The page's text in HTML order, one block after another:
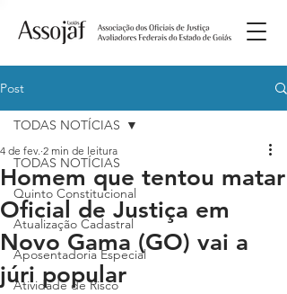
Post
TODAS NOTÍCIAS
Quinto Constitucional
Atualização Cadastral
Aposentadoria Especial
Atividade de Risco
TODAS NOTÍCIAS
Homem que tentou matar
Oficial de Justiça em
Novo Gama (GO) vai a
júri popular
4 de fev. 2 min de leitura